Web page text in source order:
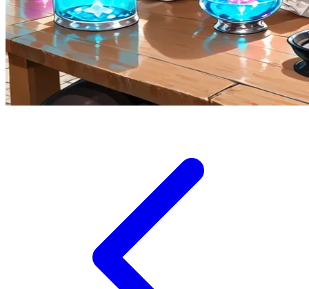
TY Toys
U
V
Waterland
Wellness